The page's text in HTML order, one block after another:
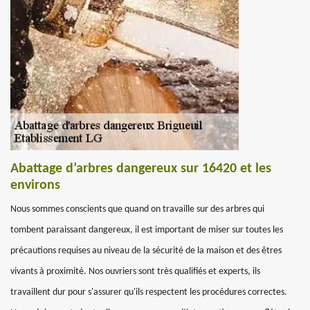
Abattage d’arbres dangereux sur 16420 et les
environs
Nous sommes conscients que quand on travaille sur des arbres qui
tombent paraissant dangereux, il est important de miser sur toutes les
précautions requises au niveau de la sécurité de la maison et des êtres
vivants à proximité. Nos ouvriers sont très qualifiés et experts, ils
travaillent dur pour s'assurer qu'ils respectent les procédures correctes.